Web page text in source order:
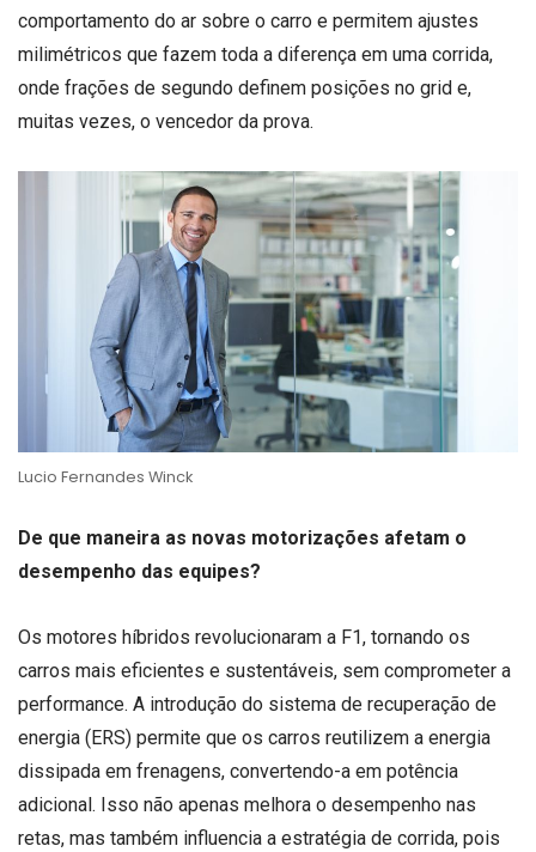
comportamento do ar sobre o carro e permitem ajustes
milimétricos que fazem toda a diferença em uma corrida,
onde frações de segundo definem posições no grid e,
muitas vezes, o vencedor da prova.
Lucio Fernandes Winck
De que maneira as novas motorizações afetam o
desempenho das equipes?
Os motores híbridos revolucionaram a F1, tornando os
carros mais eficientes e sustentáveis, sem comprometer a
performance. A introdução do sistema de recuperação de
energia (ERS) permite que os carros reutilizem a energia
dissipada em frenagens, convertendo-a em potência
adicional. Isso não apenas melhora o desempenho nas
retas, mas também influencia a estratégia de corrida, pois